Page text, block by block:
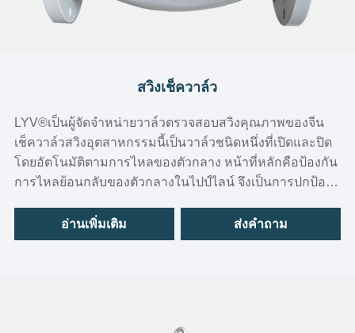
สวิงเช็ควาล์ว
LYV®เป็นผู้จัดจำหน่ายวาล์วตรวจสอบสวิงคุณภาพของจีน
เช็ควาล์วสวิงอุตสาหกรรมนี้เป็นวาล์วชนิดหนึ่งที่เปิดและปิด
โดยอัตโนมัติตามการไหลของตัวกลาง หน้าที่หลักคือป้องกัน
การไหลย้อนกลับของตัวกลางในไปป์ไลน์ จึงเป็นการปกป้อง
ระบบ เช็ควาล์วแบบสวิง API 6D นี้โดดเด่นด้วยการเปิดและ
ปิดที่ยืดหยุ่น การปิดผนึกที่เชื่อถือได้ และการบำรุงรักษาง่าย
อ่านเพิ่มเติม ส่งคำถาม